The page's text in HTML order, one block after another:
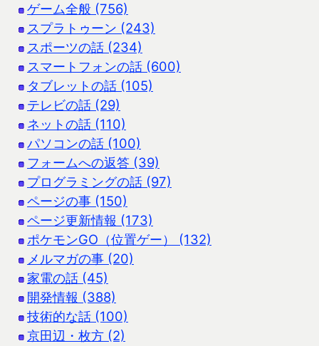
ゲーム全般 (756)
スプラトゥーン (243)
スポーツの話 (234)
スマートフォンの話 (600)
タブレットの話 (105)
テレビの話 (29)
ネットの話 (110)
パソコンの話 (100)
フォームへの返答 (39)
プログラミングの話 (97)
ページの事 (150)
ページ更新情報 (173)
ポケモンGO（位置ゲー） (132)
メルマガの事 (20)
家電の話 (45)
開発情報 (388)
技術的な話 (100)
京田辺・枚方 (2)